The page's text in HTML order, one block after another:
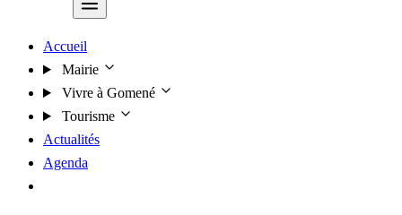
Accueil
Mairie
Vivre à Gomené
Tourisme
Actualités
Agenda